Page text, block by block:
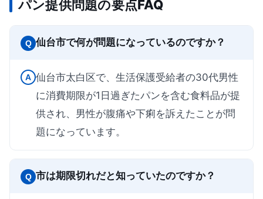
パン提供問題の要点FAQ
Q 仙台市で何が問題になっているのですか？
A 仙台市太白区で、生活保護受給者の30代男性
に消費期限が1日過ぎたパンを含む食料品が提
供され、男性が腹痛や下痢を訴えたことが問
題になっています。
Q 市は期限切れだと知っていたのですか？